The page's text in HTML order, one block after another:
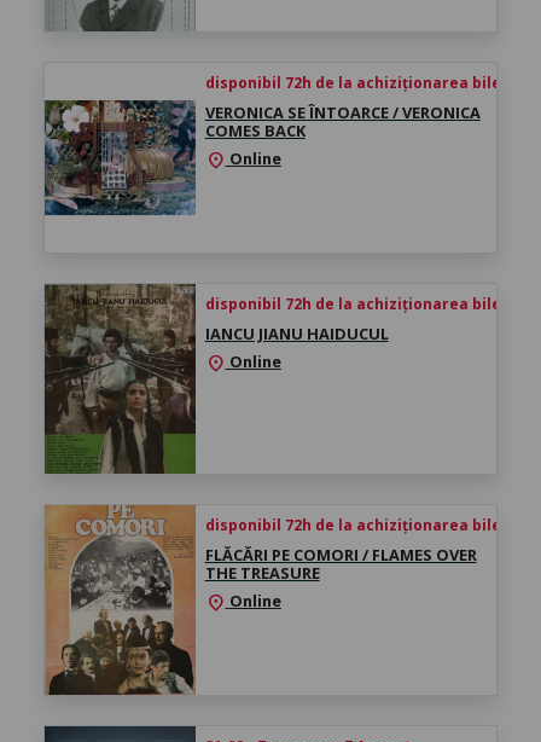
disponibil 72h de la achiziționarea biletului
VERONICA SE ÎNTOARCE / VERONICA
COMES BACK
location_on Online
disponibil 72h de la achiziționarea biletului
IANCU JIANU HAIDUCUL
location_on Online
disponibil 72h de la achiziționarea biletului
FLĂCĂRI PE COMORI / FLAMES OVER
THE TREASURE
location_on Online